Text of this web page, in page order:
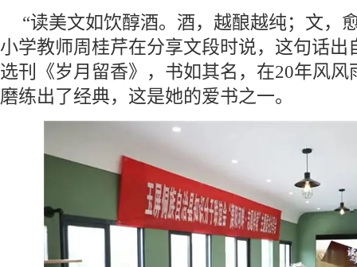
“读美文如饮醇酒。酒，越酿越纯；文，
小学教师周桂芹在分享文段时说，这句话出
选刊《岁月留香》，书如其名，在20年风
磨练出了经典，这是她的爱书之一。